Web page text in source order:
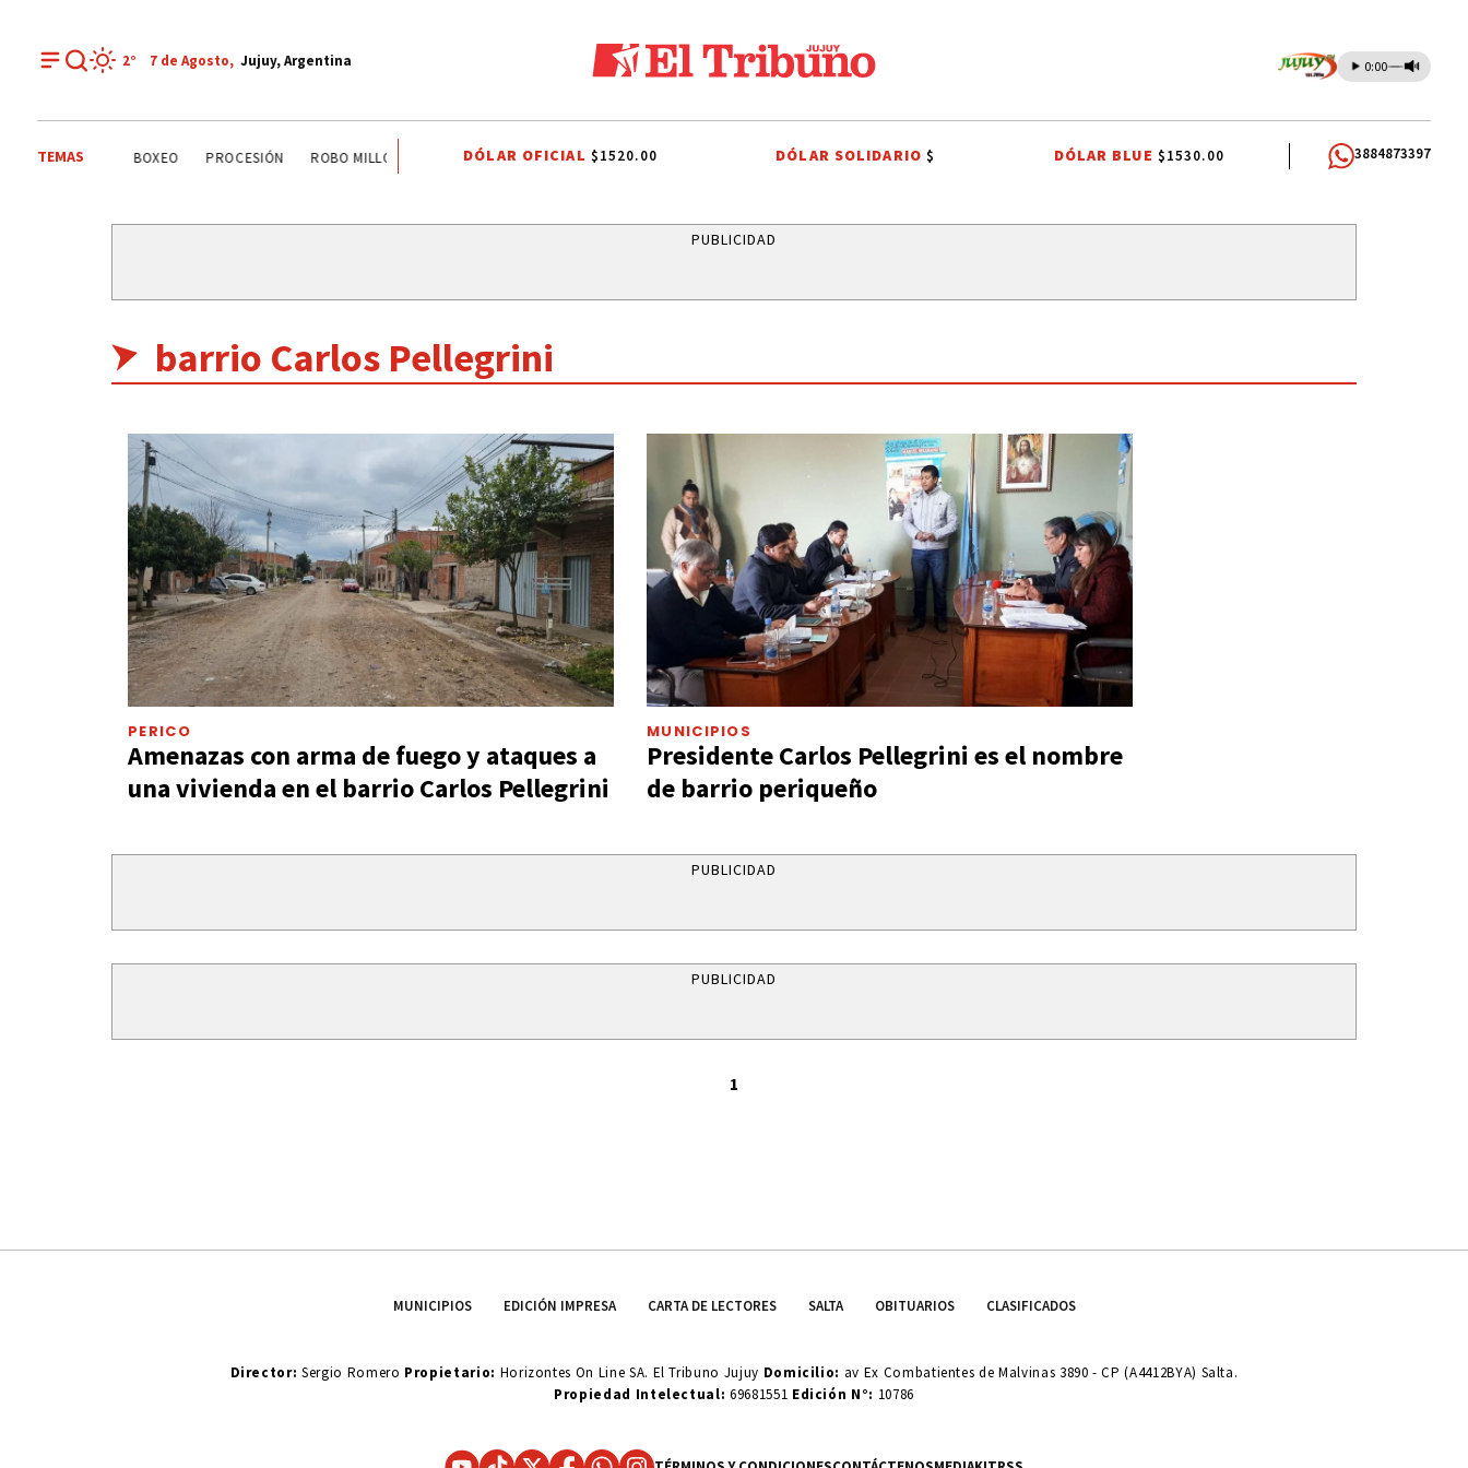
2° 7 de Agosto, Jujuy, Argentina 0:00
TEMAS
COMEDERO BOXEO PROCESIÓN ROBO MILLONARIO CRIMEN PRIMERA NACIONAL COMUNIDADES INDÍGENAS AUTOMOVILISMO
DÓLAR OFICIAL $1520.00 DÓLAR SOLIDARIO$ DÓLAR BLUE $1530.00 3884873397
PUBLICIDAD
barrio Carlos Pellegrini
PERICO
Amenazas con arma de fuego y ataques a
una vivienda en el barrio Carlos Pellegrini
MUNICIPIOS
Presidente Carlos Pellegrini es el nombre
de barrio periqueño
PUBLICIDAD
PUBLICIDAD
1
MUNICIPIOS EDICIÓN IMPRESA CARTA DE LECTORES SALTA OBITUARIOS CLASIFICADOS
Director: Sergio Romero Propietario: Horizontes On Line SA. El Tribuno Jujuy Domicilio: av Ex Combatientes de Malvinas 3890 - CP (A4412BYA) Salta.
Propiedad Intelectual: 69681551 Edición N°: 10786